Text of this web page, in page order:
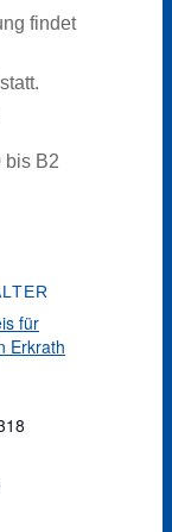
findet
bis B2
für
Erkrath